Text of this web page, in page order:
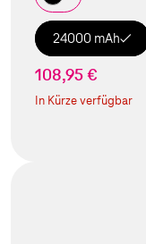
24000 mAh
108,95 €
In Kürze verfügbar